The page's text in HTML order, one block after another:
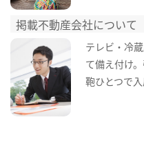
掲載不動産会社について
テレビ・冷
て備え付け
鞄ひとつで入